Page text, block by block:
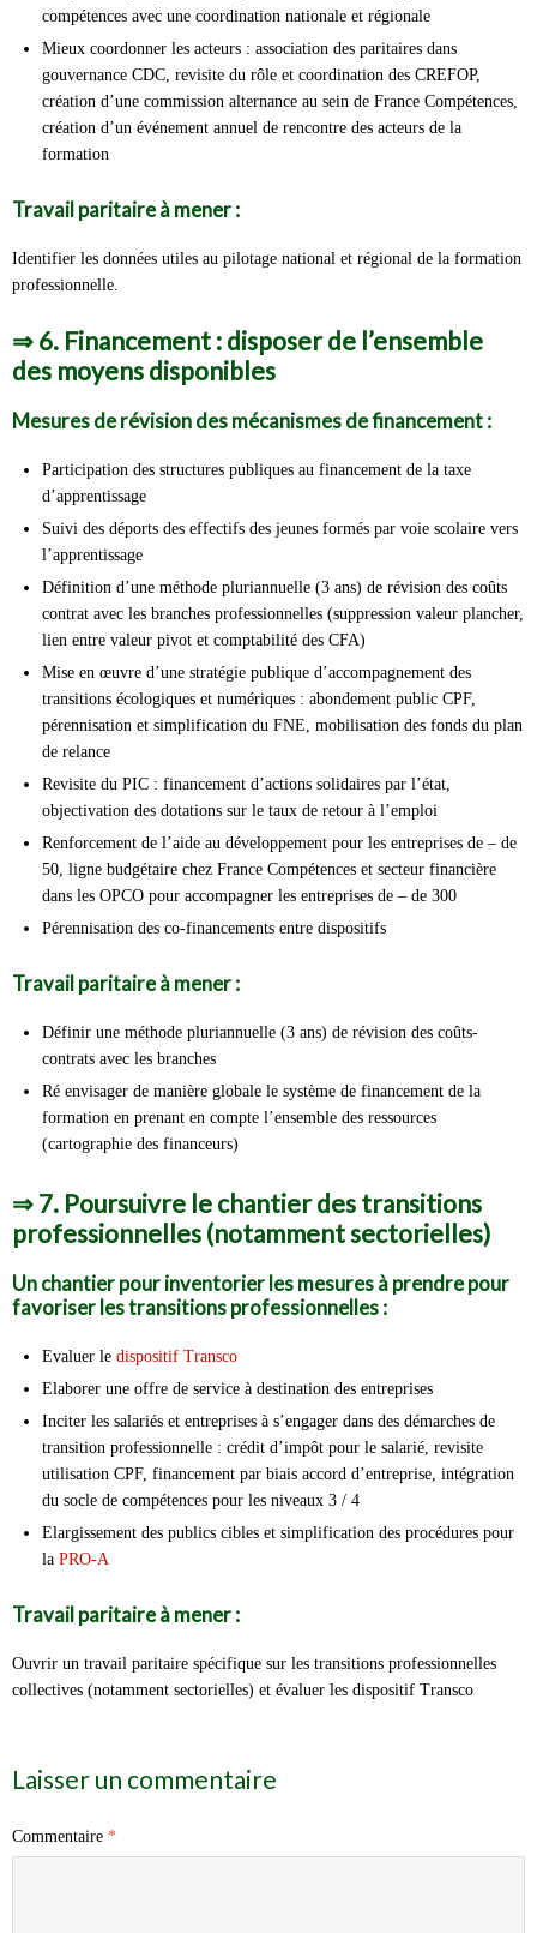
compétences avec une coordination nationale et régionale
Mieux coordonner les acteurs : association des paritaires dans
gouvernance CDC, revisite du rôle et coordination des CREFOP,
création d’une commission alternance au sein de France Compétences,
création d’un événement annuel de rencontre des acteurs de la
formation
Travail paritaire à mener :
Identifier les données utiles au pilotage national et régional de la formation
professionnelle.
⇒ 6. Financement : disposer de l’ensemble
des moyens disponibles
Mesures de révision des mécanismes de financement :
Participation des structures publiques au financement de la taxe
d’apprentissage
Suivi des déports des effectifs des jeunes formés par voie scolaire vers
l’apprentissage
Définition d’une méthode pluriannuelle (3 ans) de révision des coûts
contrat avec les branches professionnelles (suppression valeur plancher,
lien entre valeur pivot et comptabilité des CFA)
Mise en œuvre d’une stratégie publique d’accompagnement des
transitions écologiques et numériques : abondement public CPF,
pérennisation et simplification du FNE, mobilisation des fonds du plan
de relance
Revisite du PIC : financement d’actions solidaires par l’état,
objectivation des dotations sur le taux de retour à l’emploi
Renforcement de l’aide au développement pour les entreprises de – de
50, ligne budgétaire chez France Compétences et secteur financière
dans les OPCO pour accompagner les entreprises de – de 300
Pérennisation des co-financements entre dispositifs
Travail paritaire à mener :
Définir une méthode pluriannuelle (3 ans) de révision des coûts-
contrats avec les branches
Ré envisager de manière globale le système de financement de la
formation en prenant en compte l’ensemble des ressources
(cartographie des financeurs)
⇒ 7. Poursuivre le chantier des transitions
professionnelles (notamment sectorielles)
Un chantier pour inventorier les mesures à prendre pour
favoriser les transitions professionnelles :
Evaluer le dispositif Transco
Elaborer une offre de service à destination des entreprises
Inciter les salariés et entreprises à s’engager dans des démarches de
transition professionnelle : crédit d’impôt pour le salarié, revisite
utilisation CPF, financement par biais accord d’entreprise, intégration
du socle de compétences pour les niveaux 3 / 4
Elargissement des publics cibles et simplification des procédures pour
la PRO-A
Travail paritaire à mener :
Ouvrir un travail paritaire spécifique sur les transitions professionnelles
collectives (notamment sectorielles) et évaluer les dispositif Transco
Laisser un commentaire
Commentaire *